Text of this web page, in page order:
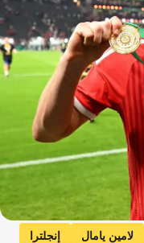
لامين يامال
إنجلترا